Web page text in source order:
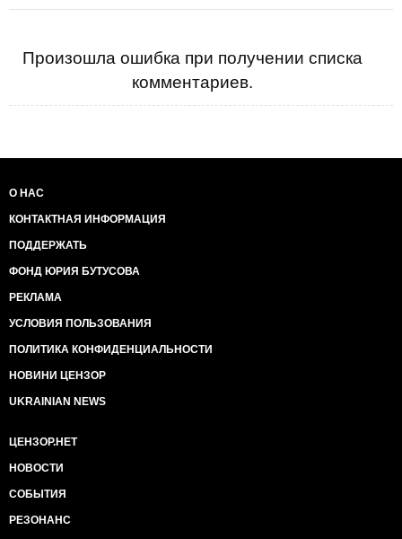
Произошла ошибка при получении списка
комментариев.
О НАС
КОНТАКТНАЯ ИНФОРМАЦИЯ
ПОДДЕРЖАТЬ
ФОНД ЮРИЯ БУТУСОВА
РЕКЛАМА
УСЛОВИЯ ПОЛЬЗОВАНИЯ
ПОЛИТИКА КОНФИДЕНЦИАЛЬНОСТИ
НОВИНИ ЦЕНЗОР
UKRAINIAN NEWS
ЦЕНЗОР.НЕТ
НОВОСТИ
СОБЫТИЯ
РЕЗОНАНС